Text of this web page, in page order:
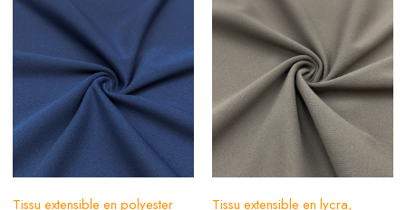
Tissu extensible en polyester
Tissu extensible en lycra,